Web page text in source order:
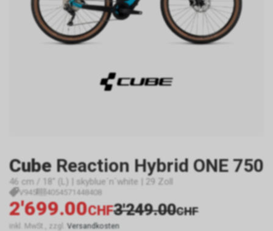
Cube Reaction Hybrid ONE 750
46 cm / 18" (L) | skyblue´n´white | 29 Zoll
V945 4054571448408
2'699.00CHF3'249.00CHF
inkl. MwSt., zzgl. Versandkosten